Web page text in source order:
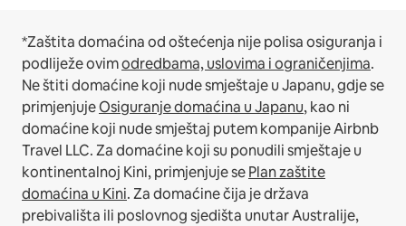
*Zaštita domaćina od oštećenja nije polisa osiguranja i
podliježe ovimodredbama, uslovima i ograničenjima.
Ne štiti domaćine koji nude smještaje u Japanu, gdje se
primjenjujeOsiguranje domaćina u Japanu, kao ni
domaćine koji nude smještaj putem kompanije Airbnb
Travel LLC.Za domaćine koji su ponudili smještaje u
kontinentalnoj Kini, primjenjuje sePlan zaštite
domaćina u Kini.Za domaćine čija je država
prebivališta ili poslovnog sjedišta unutar Australije,